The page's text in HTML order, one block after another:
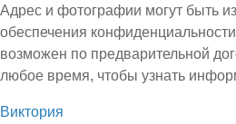
Адрес и фотографии могут быть
обеспечения
возможен по предварительной
любое время, чтобы узнать
Виктория